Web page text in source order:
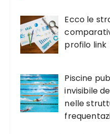
Ecco le
profilo link
Piscine
invisibile
nelle